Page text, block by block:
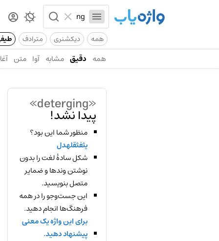
همه دیکشنری مترادف
همه دقیق مشابه آوا متن
«deterging»
پیدا نشد!
منظور شما این بود؟
یثفثقلهدل
شکل سادهٔ لغت را بدون
نوشتن وندها و ضمایر
متصل بنویسید.
این جست‌وجو را در همه
فرهنگ‌ها انجام دهید.
برای این واژه یک معنی
پیشنهاد دهید.